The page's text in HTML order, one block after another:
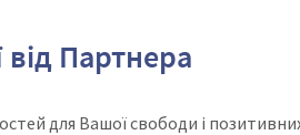
від Партнера
для Вашої свободи і